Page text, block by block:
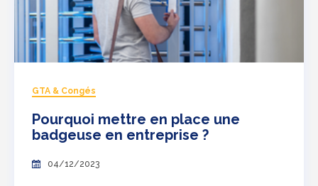
GTA & Congés
Pourquoi mettre en place une
badgeuse en entreprise ?
04/12/2023